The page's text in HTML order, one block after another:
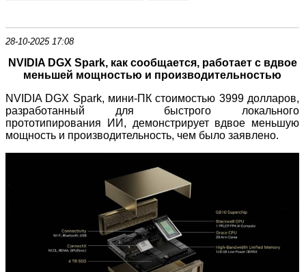
28-10-2025 17:08
NVIDIA DGX Spark, как сообщается, работает с вдвое
меньшей мощностью и производительностью
NVIDIA DGX Spark, мини-ПК стоимостью 3999 долларов,
разработанный для быстрого локального
прототипирования ИИ, демонстрирует вдвое меньшую
мощность и производительность, чем было заявлено.